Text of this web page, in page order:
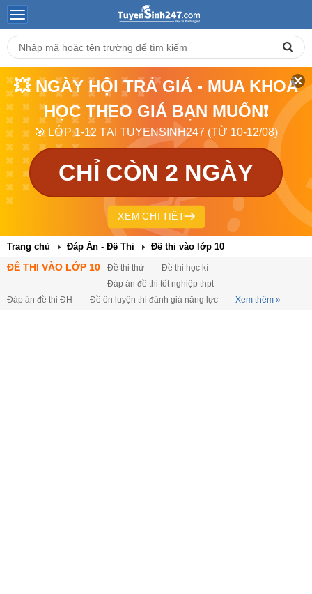
💥 NGÀY HỘI TRẢ GIÁ - MUA KHOÁ
HỌC THEO GIÁ BẠN MUỐN❗
🎯 LỚP 1-12 TẠI TUYENSINH247 (TỪ 10-12/08)
CHỈ CÒN 2 NGÀY
XEM CHI TIẾT
Trang chủ Đáp Án - Đề Thi Đề thi vào lớp 10
ĐỀ THI VÀO LỚP 10 Đề thi thử
Đề thi học kì
Đáp án đề thi tốt nghiệp thpt
Đáp án đề thi ĐH
Đề ôn luyện thi đánh giá năng lực Xem thêm »